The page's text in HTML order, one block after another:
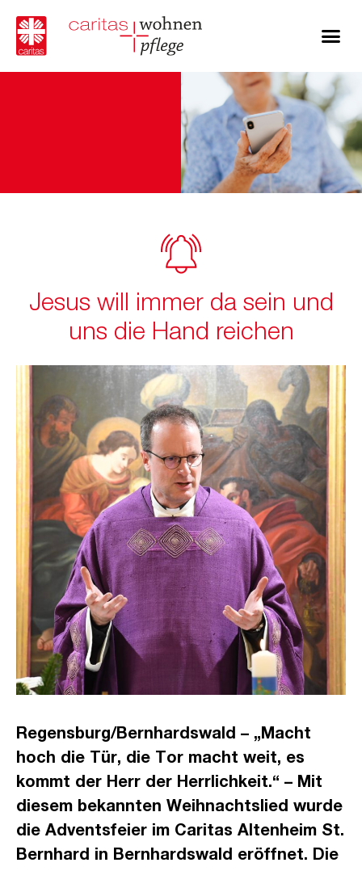
Jesus will immer da sein und
uns die Hand reichen
Regensburg/Bernhardswald – „Macht
hoch die Tür, die Tor macht weit, es
kommt der Herr der Herrlichkeit.“ – Mit
diesem bekannten Weihnachtslied wurde
die Adventsfeier im Caritas Altenheim St.
Bernhard in Bernhardswald eröffnet. Die